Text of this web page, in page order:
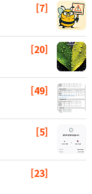
[7]
[20]
[49]
[5]
[23]